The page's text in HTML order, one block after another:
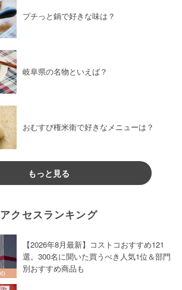
プチっと鍋で好きな味は？
岐阜県の名物といえば？
おむすび権米衛で好きなメニューは？
もっと見る
アクセスランキング
【2026年8月最新】コストコおすすめ121
選。300名に聞いた買うべき人気1位＆部門
別おすすめ商品も